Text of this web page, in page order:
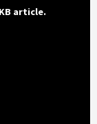
article.